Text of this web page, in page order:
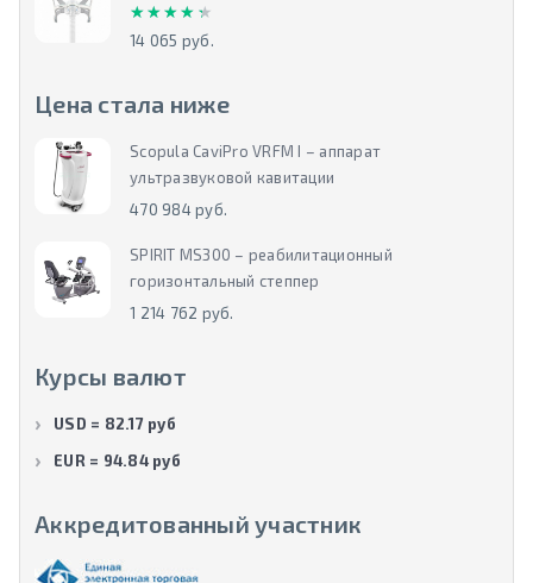
★★★★★
★★★★★
14 065 руб.
Цена стала ниже
Scopula CaviPro VRFM I – аппарат
ультразвуковой кавитации
470 984 руб.
SPIRIT MS300 – реабилитационный
горизонтальный степпер
1 214 762 руб.
Курсы валют
USD = 82.17 руб
EUR = 94.84 руб
Аккредитованный участник